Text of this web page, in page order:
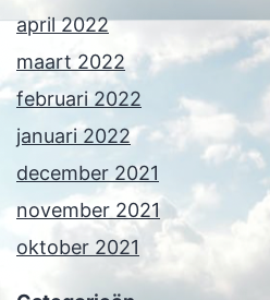
april 2022
maart 2022
februari 2022
januari 2022
december 2021
november 2021
oktober 2021